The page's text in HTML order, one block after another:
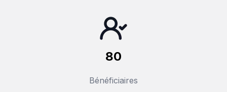
80
Bénéficiaires